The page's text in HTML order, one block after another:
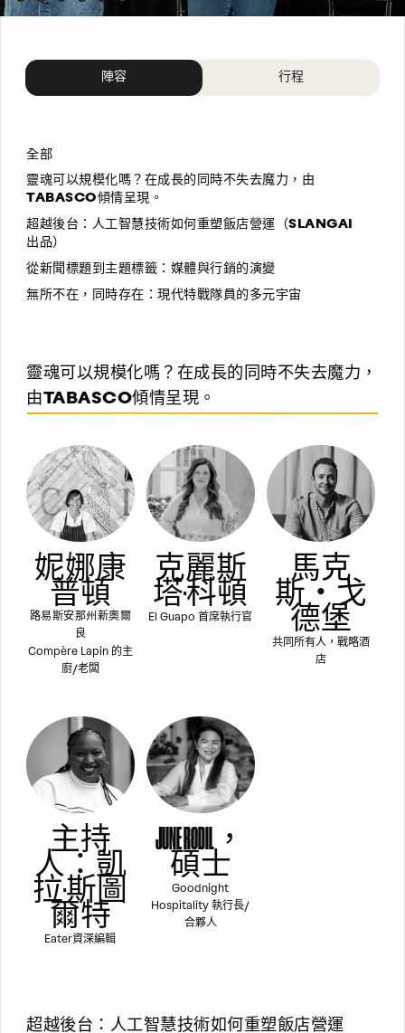
陣容 行程
全部
靈魂可以規模化嗎？在成長的同時不失去魔力，由
TABASCO傾情呈現。
超越後台：人工智慧技術如何重塑飯店營運（SLANGAI
出品）
從新聞標題到主題標籤：媒體與行銷的演變
無所不在，同時存在：現代特戰隊員的多元宇宙
靈魂可以規模化嗎？在成長的同時不失去魔力，
由TABASCO傾情呈現。
妮娜康
普頓
路易斯安那州新奧爾
良
Compère Lapin 的主
廚/老闆
克麗斯
塔·科頓
El Guapo 首席執行官
馬克
斯‧戈
德堡
共同所有人，戰略酒
店
主持
人：凱
拉·斯圖
爾特
Eater資深編輯
JUNE RODIL，
碩士
Goodnight
Hospitality 執行長/
合夥人
超越後台：人工智慧技術如何重塑飯店營運